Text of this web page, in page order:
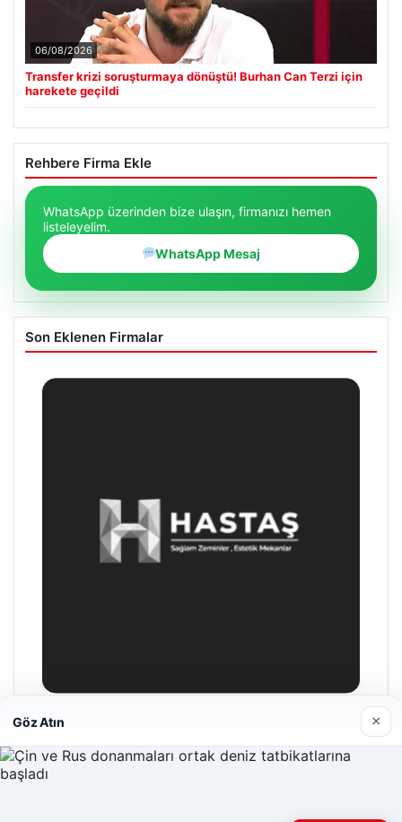
06/08/2026
Transfer krizi soruşturmaya dönüştü! Burhan Can Terzi için
harekete geçildi
Rehbere Firma Ekle
WhatsApp üzerinden bize ulaşın, firmanızı hemen
listeleyelim.
WhatsApp Mesaj
Son Eklenen Firmalar
Enes Kaplan Avukatlık Bürosu
28/04/2026
Göz Atın ×